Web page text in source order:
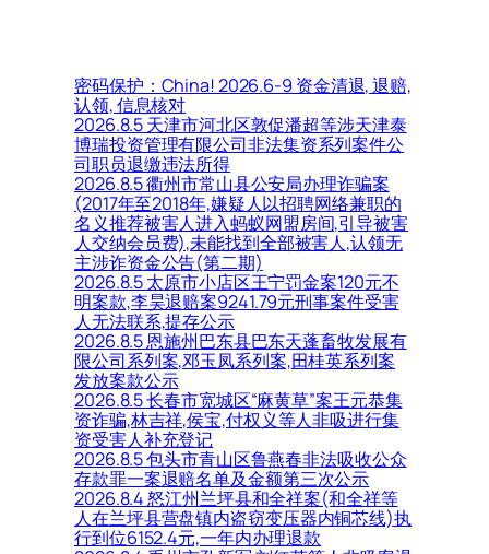
密码保护：China! 2026.6-9 资金清退, 退赔,
认领, 信息核对
2026.8.5 天津市河北区敦促潘超等涉天津泰
博瑞投资管理有限公司非法集资系列案件公
司职员退缴违法所得
2026.8.5 衢州市常山县公安局办理诈骗案
(2017年至2018年,嫌疑人以招聘网络兼职的
名义推荐被害人进入蚂蚁网盟房间,引导被害
人交纳会员费),未能找到全部被害人,认领无
主涉诈资金公告(第二期)
2026.8.5 太原市小店区王宁罚金案120元不
明案款,李昊退赔案9241.79元刑事案件受害
人无法联系,提存公示
2026.8.5 恩施州巴东县巴东天蓬畜牧发展有
限公司系列案,邓玉凤系列案,田桂英系列案
发放案款公示
2026.8.5 长春市宽城区“麻黄草”案王元恭集
资诈骗,林吉祥,侯宝,付权义等人非吸进行集
资受害人补充登记
2026.8.5 包头市青山区鲁燕春非法吸收公众
存款罪一案退赔名单及金额第三次公示
2026.8.4 怒江州兰坪县和全祥案(和全祥等
人在兰坪县营盘镇内盗窃变压器内铜芯线)执
行到位6152.4元,一年内办理退款